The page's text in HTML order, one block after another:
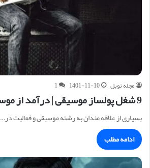
مجله نوبل 1401-11-10
1
9 شغل پولساز موسیقی | درآمد از موسیقی در ایران
بسیاری از علاقه مندان به رشته موسیقی و فعالیت در…
ادامه مطلب